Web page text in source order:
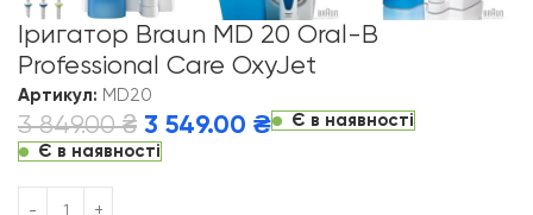
Іригатор Braun MD 20 Oral-B
Professional Care OxyJet
Артикул: MD20
3 849.00₴ 3 549.00 ₴
Є в наявності
Є в наявності
Alternative: